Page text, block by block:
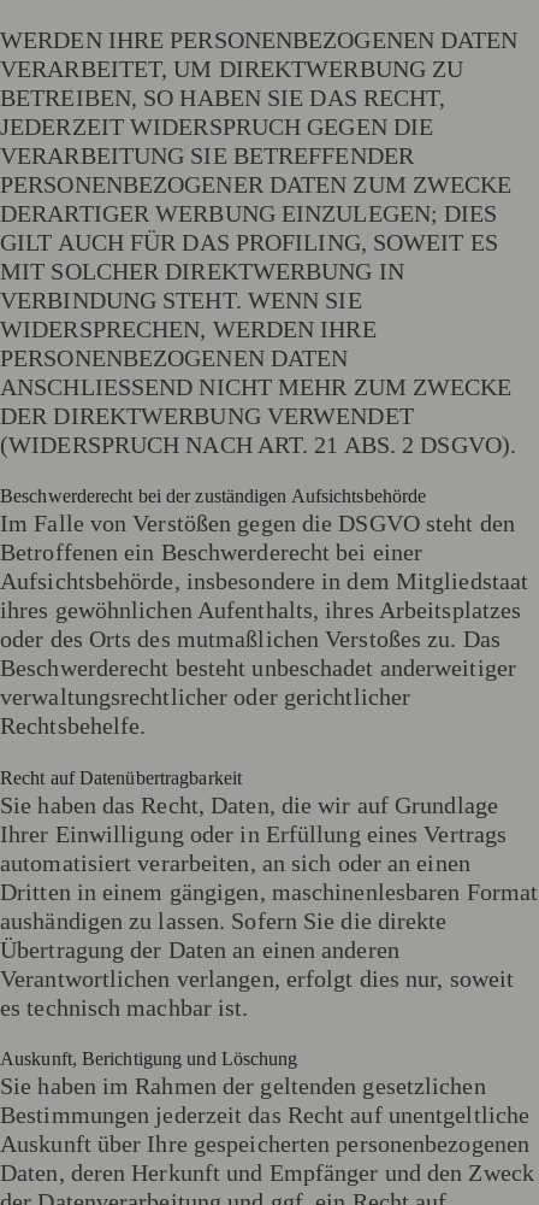
WERDEN IHRE PERSONENBEZOGENEN DATEN
VERARBEITET, UM DIREKTWERBUNG ZU
BETREIBEN, SO HABEN SIE DAS RECHT,
JEDERZEIT WIDERSPRUCH GEGEN DIE
VERARBEITUNG SIE BETREFFENDER
PERSONENBEZOGENER DATEN ZUM ZWECKE
DERARTIGER WERBUNG EINZULEGEN; DIES
GILT AUCH FÜR DAS PROFILING, SOWEIT ES
MIT SOLCHER DIREKTWERBUNG IN
VERBINDUNG STEHT. WENN SIE
WIDERSPRECHEN, WERDEN IHRE
PERSONENBEZOGENEN DATEN
ANSCHLIESSEND NICHT MEHR ZUM ZWECKE
DER DIREKTWERBUNG VERWENDET
(WIDERSPRUCH NACH ART. 21 ABS. 2 DSGVO).
Beschwerde­recht bei der zuständigen Aufsichts­behörde
Im Falle von Verstößen gegen die DSGVO steht den
Betroffenen ein Beschwerderecht bei einer
Aufsichtsbehörde, insbesondere in dem Mitgliedstaat
ihres gewöhnlichen Aufenthalts, ihres Arbeitsplatzes
oder des Orts des mutmaßlichen Verstoßes zu. Das
Beschwerderecht besteht unbeschadet anderweitiger
verwaltungsrechtlicher oder gerichtlicher
Rechtsbehelfe.
Recht auf Daten­übertrag­barkeit
Sie haben das Recht, Daten, die wir auf Grundlage
Ihrer Einwilligung oder in Erfüllung eines Vertrags
automatisiert verarbeiten, an sich oder an einen
Dritten in einem gängigen, maschinenlesbaren Format
aushändigen zu lassen. Sofern Sie die direkte
Übertragung der Daten an einen anderen
Verantwortlichen verlangen, erfolgt dies nur, soweit
es technisch machbar ist.
Auskunft, Berichtigung und Löschung
Sie haben im Rahmen der geltenden gesetzlichen
Bestimmungen jederzeit das Recht auf unentgeltliche
Auskunft über Ihre gespeicherten personenbezogenen
Daten, deren Herkunft und Empfänger und den Zweck